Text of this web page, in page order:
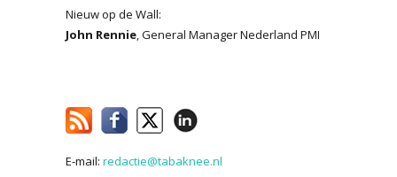
Nieuw op de Wall:
John Rennie, General Manager Nederland PMI
E-mail: redactie@tabaknee.nl